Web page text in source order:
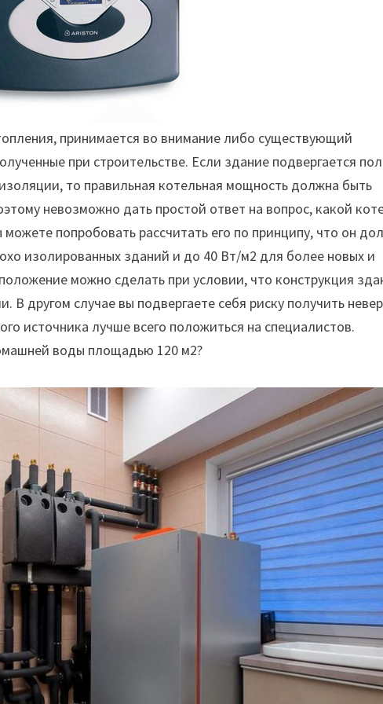
принимается во внимание либо существующий
при строительстве. Если здание подвергается
то правильная котельная мощность должна быть
невозможно дать простой ответ на вопрос, какой
попробовать рассчитать его по принципу, что он
изолированных зданий и до 40 Вт/м2 для более новых и
можно сделать при условии, что конструкция
В другом случае вы подвергаете себя риску получить
источника лучше всего положиться на специалистов.
воды площадью 120 м2?